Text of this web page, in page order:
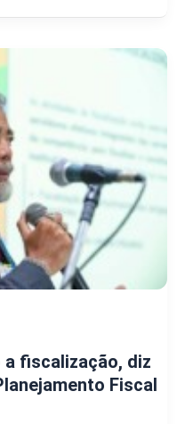
fiscalização, diz
Fiscal